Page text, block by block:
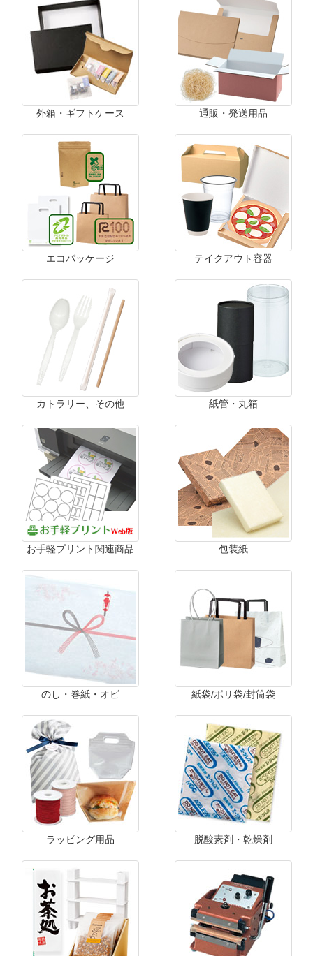
外箱・ギフトケース 通販・発送用品
エコパッケージ テイクアウト容器
カトラリー、その他 紙管・丸箱
お手軽プリント関連商品 包装紙
のし・巻紙・オビ 紙袋/ポリ袋/封筒袋
ラッピング用品 脱酸素剤・乾燥剤